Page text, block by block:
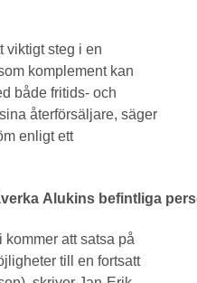
viktigt steg i en
komplement kan
både fritids- och
återförsäljare, säger
enligt ett
Alukins befintliga
att satsa på
till en fortsatt